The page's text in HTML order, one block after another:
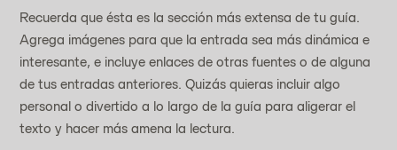
Recuerda que ésta es la sección más extensa de tu guía.
Agrega imágenes para que la entrada sea más dinámica e
interesante, e incluye enlaces de otras fuentes o de alguna
de tus entradas anteriores. Quizás quieras incluir algo
personal o divertido a lo largo de la guía para aligerar el
texto y hacer más amena la lectura.